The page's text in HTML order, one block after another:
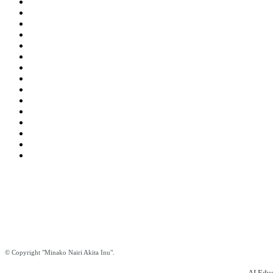
© Copyright "Minako Nairi Akita Inu".